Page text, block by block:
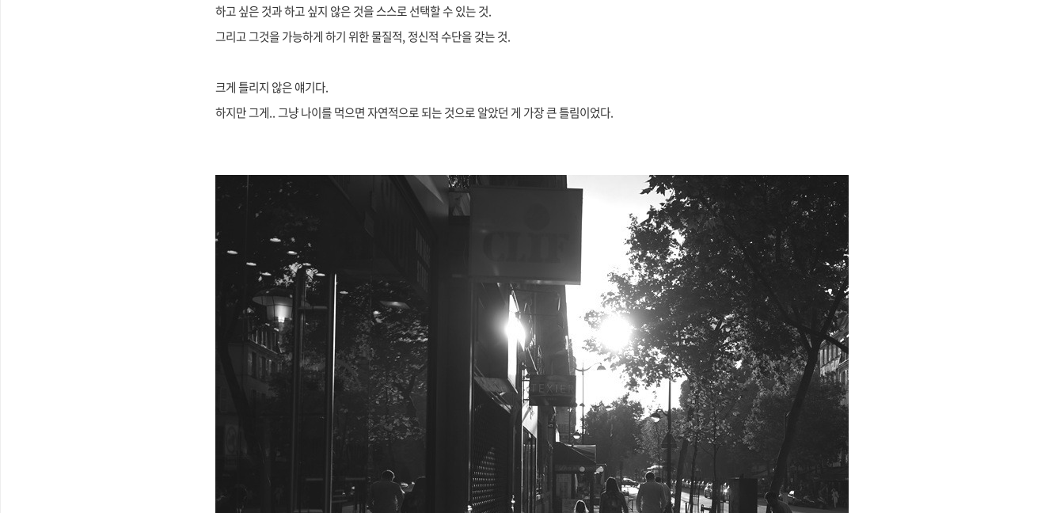
하고 싶은 것과 하고 싶지 않은 것을 스스로 선택할 수 있는 것.
그리고 그것을 가능하게 하기 위한 물질적, 정신적 수단을 갖는 것.
크게 틀리지 않은 얘기다.
하지만 그게.. 그냥 나이를 먹으면 자연적으로 되는 것으로 알았던 게 가장 큰 틀림이었다.